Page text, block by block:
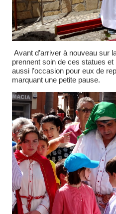
Avant d’arriver à nouveau sur
prennent soin de ces statues
aussi l’occasion pour eux de
marquant une petite pause.